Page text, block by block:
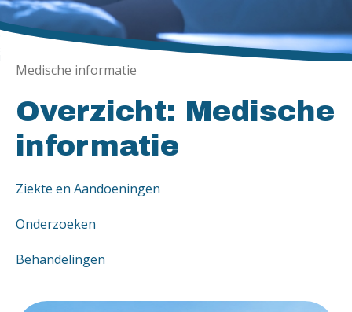
Medische informatie
Overzicht: Medische
informatie
Ziekte en Aandoeningen
Onderzoeken
Behandelingen